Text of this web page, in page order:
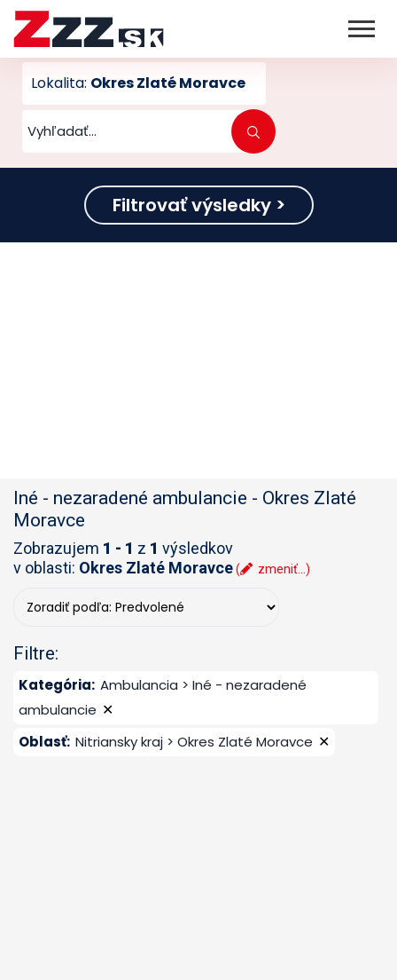
Lokalita: Okres Zlaté Moravce
Filtrovať výsledky >
Iné - nezaradené ambulancie - Okres Zlaté
Moravce
Zobrazujem 1 - 1 z 1 výsledkov
v oblasti: Okres Zlaté Moravce( zmeniť...)
Filtre:
Kategória: Ambulancia > Iné - nezaradené
ambulancie ✕
Oblasť: Nitriansky kraj > Okres Zlaté Moravce ✕